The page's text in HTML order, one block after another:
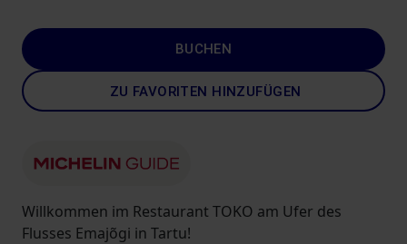
BUCHEN
ZU FAVORITEN HINZUFÜGEN
Willkommen im Restaurant TOKO am Ufer des
Flusses Emajõgi in Tartu!